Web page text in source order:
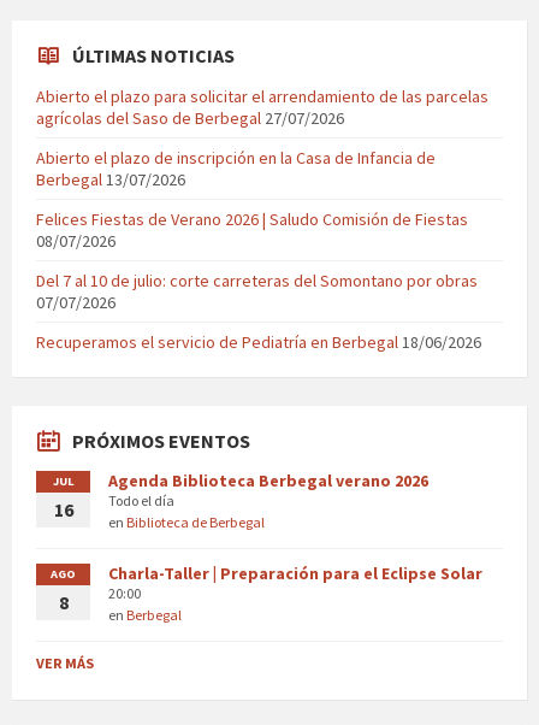
ÚLTIMAS NOTICIAS
Abierto el plazo para solicitar el arrendamiento de las parcelas
agrícolas del Saso de Berbegal 27/07/2026
Abierto el plazo de inscripción en la Casa de Infancia de
Berbegal13/07/2026
Felices Fiestas de Verano 2026 | Saludo Comisión de Fiestas
08/07/2026
Del 7 al 10 de julio: corte carreteras del Somontano por obras
07/07/2026
Recuperamos el servicio de Pediatría en Berbegal18/06/2026
PRÓXIMOS EVENTOS
JUL
16
Agenda Biblioteca Berbegal verano 2026
Todo el día
en Biblioteca de Berbegal
AGO
8
Charla-Taller | Preparación para el Eclipse Solar
20:00
en Berbegal
VER MÁS